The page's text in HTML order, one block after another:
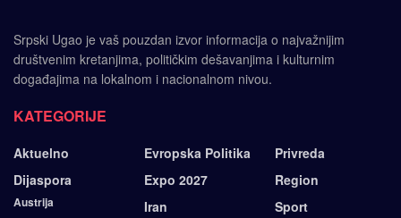
Srpski Ugao je vaš pouzdan izvor informacija o najvažnijim
društvenim kretanjima, političkim dešavanjima i kulturnim
događajima na lokalnom i nacionalnom nivou.
KATEGORIJE
Aktuelno
Dijaspora
Austrija
Evropska Politika
Expo 2027
Iran
Privreda
Region
Sport